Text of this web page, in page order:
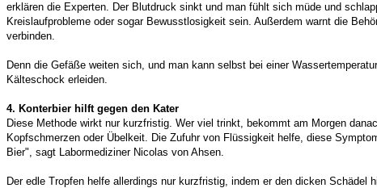
erklären die Experten. Der Blutdruck sinkt und man fühlt sich müde und
Kreislaufprobleme oder sogar Bewusstlosigkeit sein. Außerdem warnt die
verbinden.
Denn die Gefäße weiten sich, und man kann selbst bei einer
Kälteschock erleiden.
4. Konterbier hilft gegen den Kater
Diese Methode wirkt nur kurzfristig. Wer viel trinkt, bekommt am Morgen
Kopfschmerzen oder Übelkeit. Die Zufuhr von Flüssigkeit helfe, diese
Bier", sagt Labormediziner Nicolas von Ahsen.
Der edle Tropfen helfe allerdings nur kurzfristig, indem er den dicken Schädel